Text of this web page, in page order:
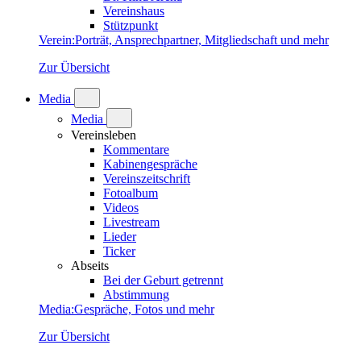
Vereinshaus
Stützpunkt
Verein:Porträt, Ansprechpartner, Mitgliedschaft und mehr
Zur Übersicht
Media
Media
Vereinsleben
Kommentare
Kabinengespräche
Vereinszeitschrift
Fotoalbum
Videos
Livestream
Lieder
Ticker
Abseits
Bei der Geburt getrennt
Abstimmung
Media:Gespräche, Fotos und mehr
Zur Übersicht